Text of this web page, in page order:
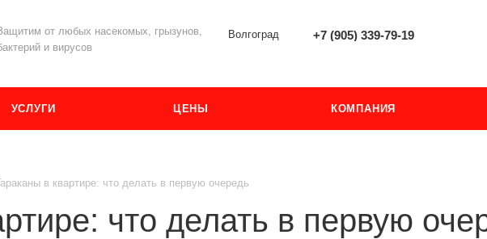
от любых насекомых, грызунов,
и вирусов
Волгоград +7 (905) 339-79-19
УСЛУГИ ЦЕНЫ КОМПАНИЯ
в квартире: что делать в первую очередь
что делать в первую